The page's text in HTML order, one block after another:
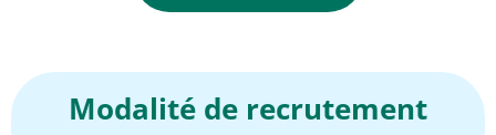
Modalité de recrutement